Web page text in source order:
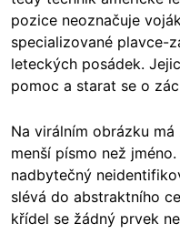
pozice neoznačuje
specializované plavce-
leteckých posádek.
pomoc a starat se o
Na virálním obrázku
menší písmo než
nadbytečný
slévá do abstraktního
křídel se žádný prvek